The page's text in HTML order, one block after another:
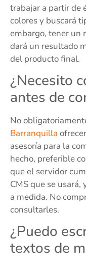
trabajar a partir de
colores y buscará
embargo, tener un
dará un resultado
del producto final.
¿Necesito
antes de
No
Barranquilla
asesoría para la
hecho, preferible
que el servidor
CMS que se
a medida. No
consultarles.
¿Puedo
textos de